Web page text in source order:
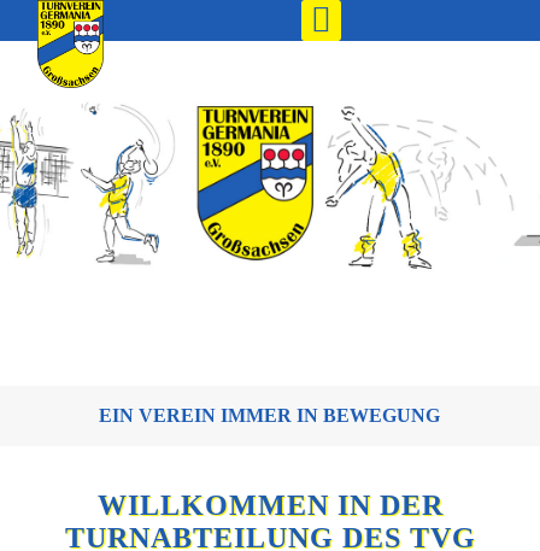
EIN VEREIN IMMER IN BEWEGUNG
WILLKOMMEN IN DER
TURNABTEILUNG DES TVG